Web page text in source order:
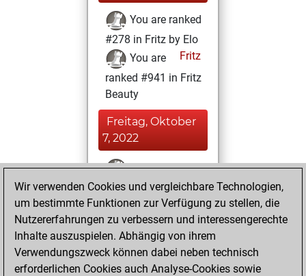
You are ranked
#278 in Fritz by Elo
Fritz
You are
ranked #941 in Fritz
Beauty
Freitag, Oktober
7, 2022
You won
against Fritz
Fritz
You achieved a
BeautyScore of 666
You achieved a
new Elo of 1904
Wir verwenden Cookies und vergleichbare Technologien,
um bestimmte Funktionen zur Verfügung zu stellen, die
Nutzererfahrungen zu verbessern und interessengerechte
Inhalte auszuspielen. Abhängig von ihrem
Verwendungszweck können dabei neben technisch
erforderlichen Cookies auch Analyse-Cookies sowie